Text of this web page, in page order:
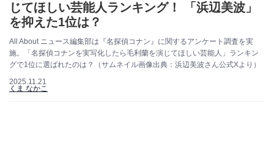
じてほしい芸能人ランキング！ 「浜辺美波」
を抑えた1位は？
All About ニュース編集部は『名探偵コナン』に関するアンケート調査を実
施。「名探偵コナンを実写化したら毛利蘭を演じてほしい芸能人」ランキン
グで1位に選ばれたのは？（サムネイル画像出典：浜辺美波さん公式Xより）
2025.11.21
くま なかこ